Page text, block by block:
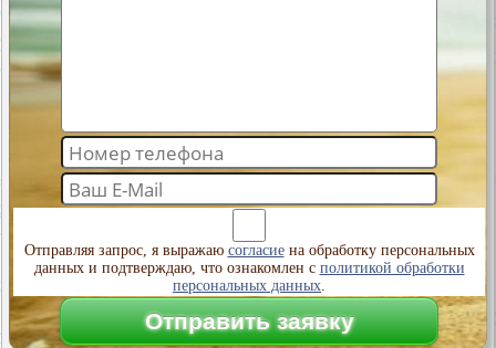
Отправляя запрос, я выражаю согласиена обработку персональных
данных и подтверждаю, что ознакомлен с политикой обработки
персональных данных.